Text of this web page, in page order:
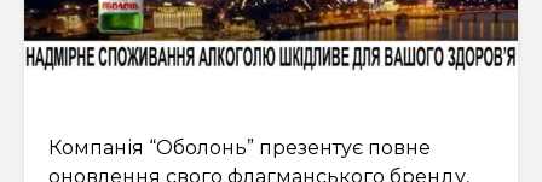
Компанія “Оболонь” презентує повне
оновлення свого флагманського бренду,